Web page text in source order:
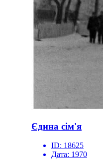
Єдина сім'я
ID: 18625
Дата: 1970